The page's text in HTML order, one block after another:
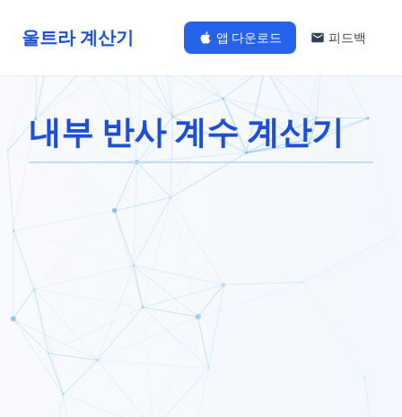
울트라 계산기 앱 다운로드 피드백
내부 반사 계수 계산기